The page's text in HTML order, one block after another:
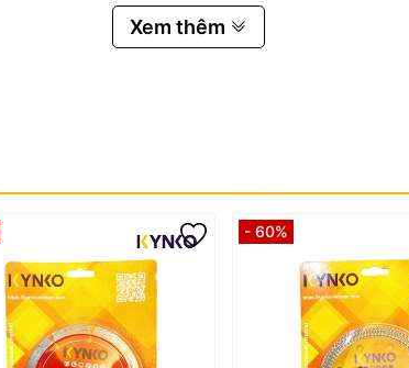
liên kết giữa hợp kim cắt và thép nền mạnh mẽ
Xem thêm
- 60%